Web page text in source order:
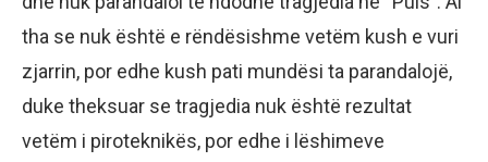
tha se nuk është e rëndësishme vetëm kush e vuri
zjarrin, por edhe kush pati mundësi ta parandalojë,
duke theksuar se tragjedia nuk është rezultat
vetëm i piroteknikës, por edhe i lëshimeve